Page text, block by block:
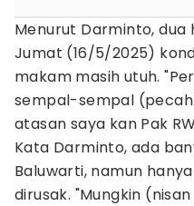
Menurut Darminto,
Jumat (16/5/2025)
makam masih utuh.
sempal-sempal
atasan saya kan Pak
Kata Darminto, ada
Baluwarti, namun
dirusak. "Mungkin